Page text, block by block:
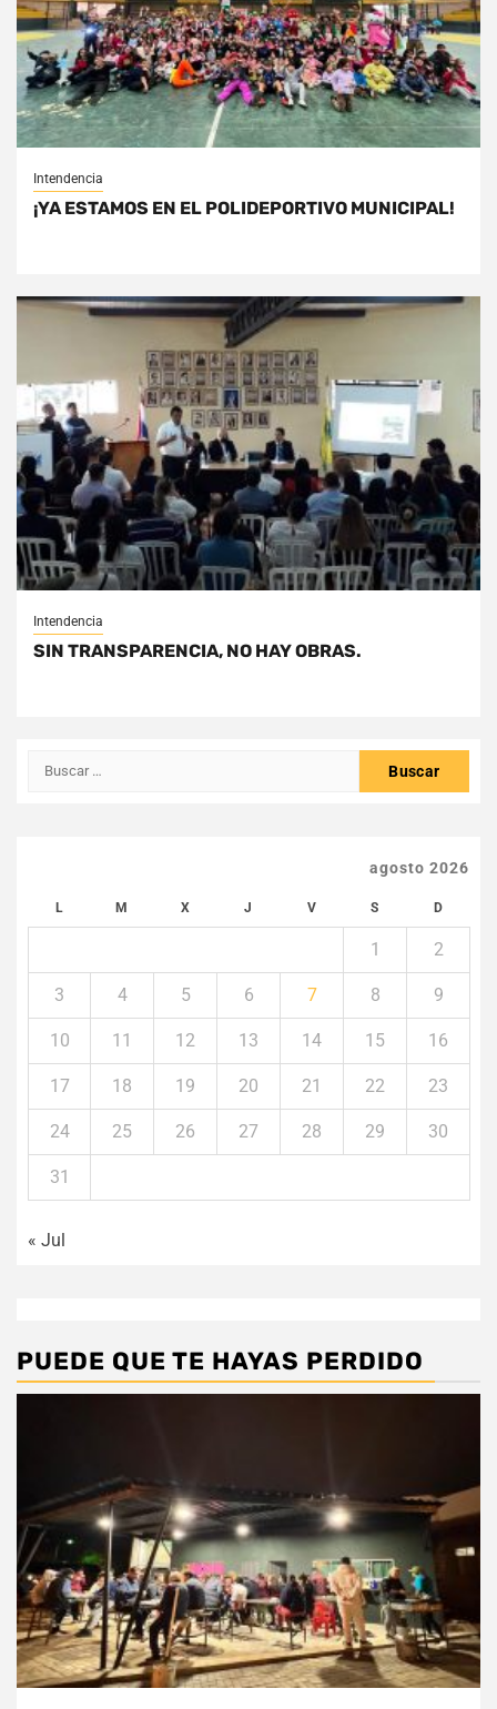
Intendencia
¡YA ESTAMOS EN EL POLIDEPORTIVO MUNICIPAL!
Intendencia
SIN TRANSPARENCIA, NO HAY OBRAS.
Buscar:
agosto 2026
L M X J V S D
1 2
3 4 5 6 7 8 9
10 11 12 13 14 15 16
17 18 19 20 21 22 23
24 25 26 27 28 29 30
31
« Jul
PUEDE QUE TE HAYAS PERDIDO